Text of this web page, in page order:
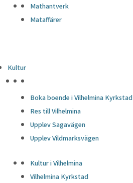
Mathantverk
Mataffärer
Kultur
Boka boende i Vilhelmina Kyrkstad
Res till Vilhelmina
Upplev Sagavägen
Upplev Vildmarksvägen
Kultur i Vilhelmina
Vilhelmina Kyrkstad